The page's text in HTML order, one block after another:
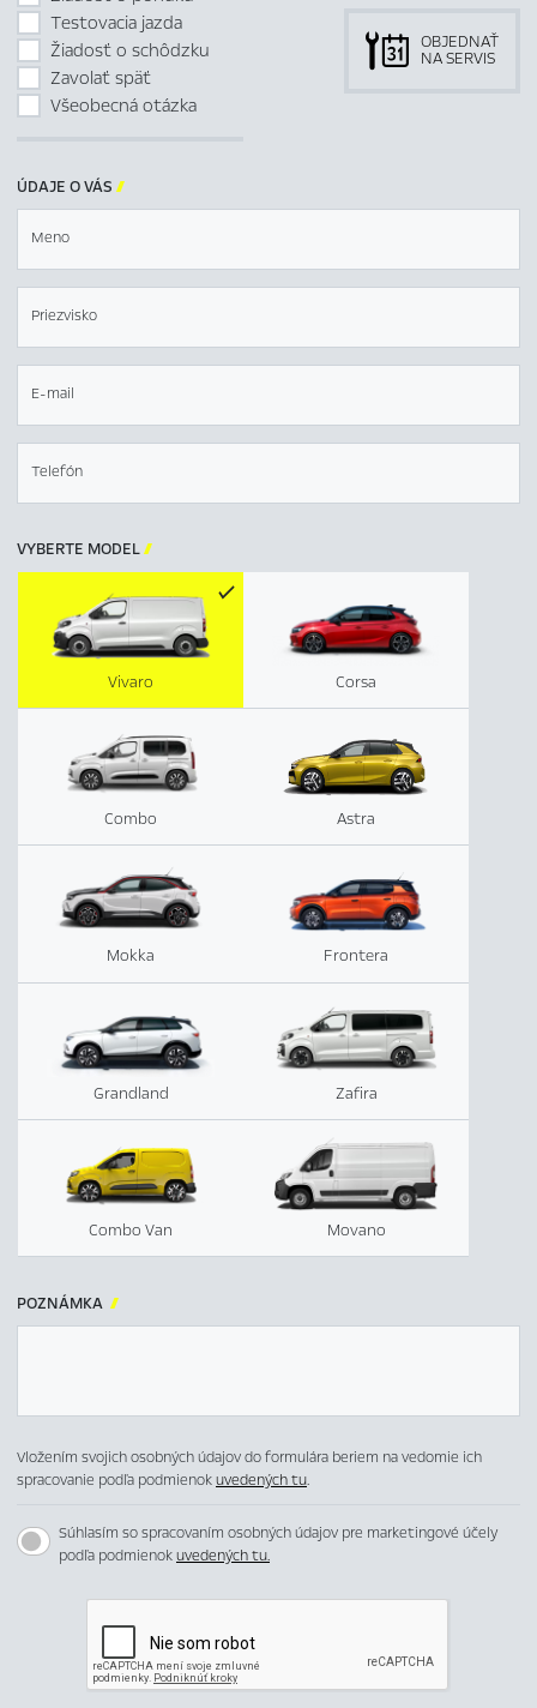
Testovacia jazda
Žiadosť o schôdzku
Zavolať späť
Všeobecná otázka
OBJEDNAŤ
NA SERVIS
ÚDAJE O VÁS 
Meno
Priezvisko
E-mail
Telefón
VYBERTE MODEL
Corsa
Combo Astra
Mokka Frontera
Grandland Zafira
Combo Van
Vivaro
Movano
POZNÁMKA 
Vložením svojich osobných údajov do formulára beriem na vedomie ich
spracovanie podľa podmienokuvedených tu.
Súhlasím so spracovaním osobných údajov pre marketingové účely
podľa podmienokuvedených tu.